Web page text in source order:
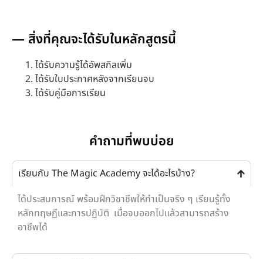
— สิ่งที่คุณจะได้รับในหลักสูตรนี้
ได้รับความรู้ได้อัพสกิลเพิ่ม
ได้รับใบประกาศหลังจากเรียนจบ
ได้รับคู่มือการเรียน
คำถามที่พบบ่อย
เรียนกับ The Magic Academy จะได้อะไรบ้าง?
ได้ประสบการณ์ พร้อมฝึกวิชาชีพให้ทำเป็นจริง ๆ เรียนรู้ทั้ง
หลักทฤษฏีและการปฏิบัติ เมื่อจบออกไปแล้วสามารถสร้าง
อาชีพได้